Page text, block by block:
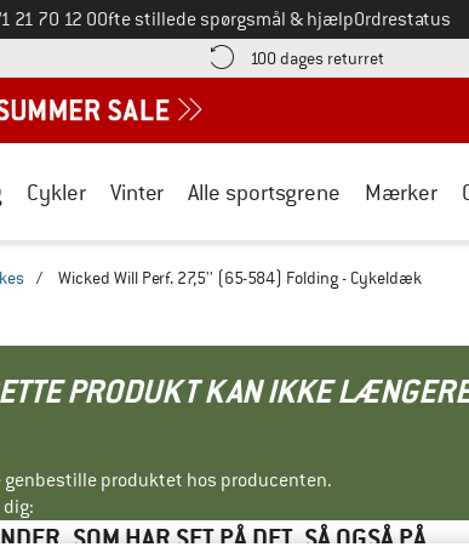
os på
21 70 12 0Ofte stillede spørgsmål & hjælpOrdrestatus
her! Åbnes i en infoboks
100 dages returret Gå til
Cykler Vinter Alle sportsgrene Mærker
/ Wicked Will Perf. 27,5'' (65-584) Folding - Cykeldæk
PRODUKT KAN IKKE
genbestille produktet hos producenten.
SOM HAR SET PÅ DET, SÅ OGSÅ PÅ